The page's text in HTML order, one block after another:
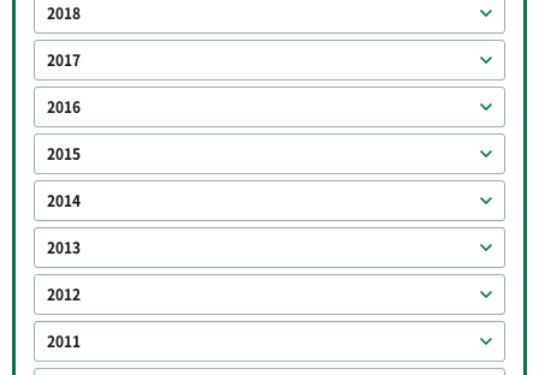
2018
2017
2016
2015
2014
2013
2012
2011